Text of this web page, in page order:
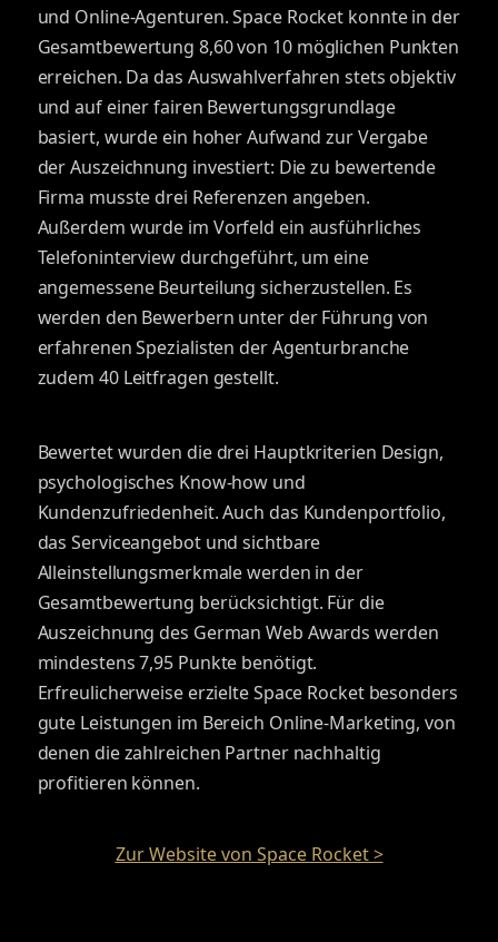
und Online-Agenturen. Space Rocket konnte in der
Gesamtbewertung 8,60 von 10 möglichen Punkten
erreichen. Da das Auswahlverfahren stets objektiv
und auf einer fairen Bewertungsgrundlage
basiert, wurde ein hoher Aufwand zur Vergabe
der Auszeichnung investiert: Die zu bewertende
Firma musste drei Referenzen angeben.
Außerdem wurde im Vorfeld ein ausführliches
Telefoninterview durchgeführt, um eine
angemessene Beurteilung sicherzustellen. Es
werden den Bewerbern unter der Führung von
erfahrenen Spezialisten der Agenturbranche
zudem 40 Leitfragen gestellt.
Bewertet wurden die drei Hauptkriterien Design,
psychologisches Know-how und
Kundenzufriedenheit. Auch das Kundenportfolio,
das Serviceangebot und sichtbare
Alleinstellungsmerkmale werden in der
Gesamtbewertung berücksichtigt. Für die
Auszeichnung des German Web Awards werden
mindestens 7,95 Punkte benötigt.
Erfreulicherweise erzielte Space Rocket besonders
gute Leistungen im Bereich Online-Marketing, von
denen die zahlreichen Partner nachhaltig
profitieren können.
Zur Website von Space Rocket >